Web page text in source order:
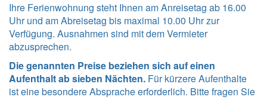
Ihre Ferienwohnung steht Ihnen am Anreisetag ab 16.00
Uhr und am Abreisetag bis maximal 10.00 Uhr zur
Verfügung. Ausnahmen sind mit dem Vermieter
abzusprechen.
Die genannten Preise beziehen sich auf einen
Aufenthalt ab sieben Nächten. Für kürzere Aufenthalte
ist eine besondere Absprache erforderlich. Bitte fragen Sie